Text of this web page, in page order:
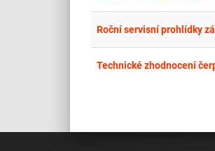
Roční servisní prohlídky
Technické zhodnocení